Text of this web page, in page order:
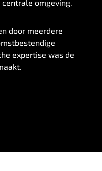
omgeving.
door meerdere
expertise was de